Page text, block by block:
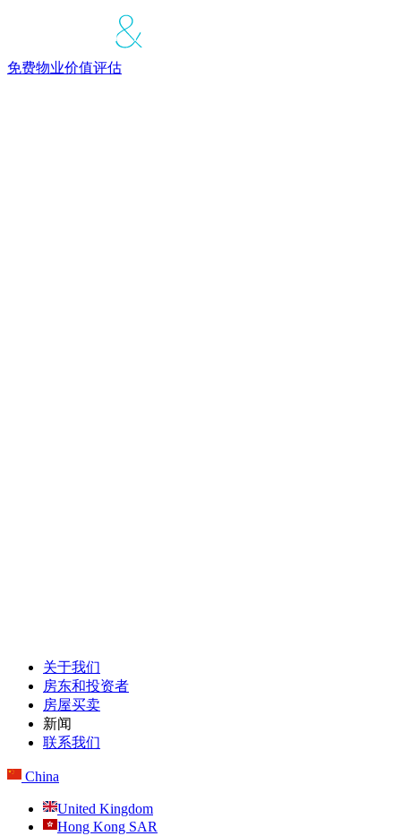
免费物业价值评估
关于我们
房东和投资者
房屋买卖
新闻
联系我们
China
United Kingdom
Hong Kong SAR